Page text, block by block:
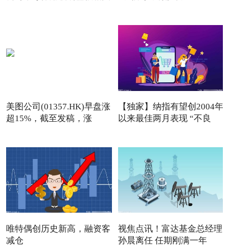
美图公司(01357.HK)早盘涨
超15%，截至发稿，涨
【独家】纳指有望创2004年
以来最佳两月表现 “不良
唯特偶创历史新高，融资客
减仓
视焦点讯！富达基金总经理
孙晨离任 任期刚满一年